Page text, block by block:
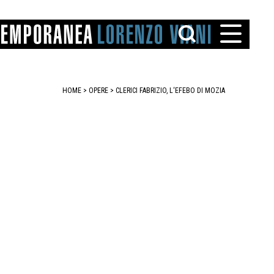
HOME > OPERE > CLERICI FABRIZIO, L‘EFEBO DI MOZIA